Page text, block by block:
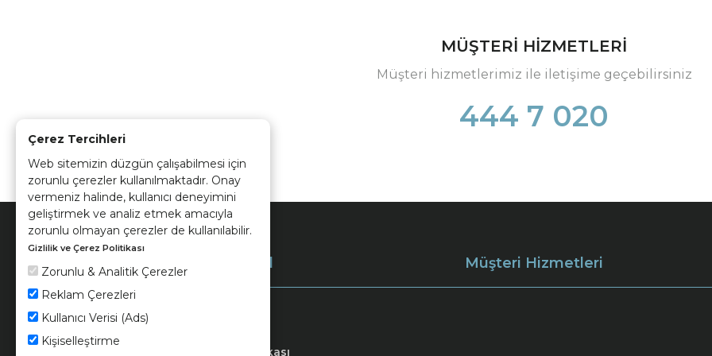
Çerez Tercihleri
Web sitemizin düzgün çalışabilmesi için
zorunlu çerezler kullanılmaktadır. Onay
vermeniz halinde, kullanıcı deneyimini
geliştirmek ve analiz etmek amacıyla
zorunlu olmayan çerezler de kullanılabilir.
Gizlilik ve Çerez Politikası
Zorunlu & Analitik Çerezler
Reklam Çerezleri
Kullanıcı Verisi (Ads)
Kişiselleştirme
MÜŞTERİ HİZMETLERİ
Müşteri hizmetlerimiz ile iletişime geçebilirsiniz
444 7 020
Müşteri Hizmetleri
Kvkk ve Çerez Politikası